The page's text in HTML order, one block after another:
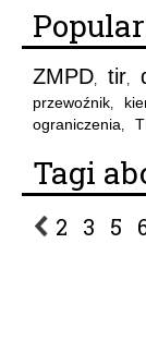
ZMPD, tir,
przewoźnik,
ograniczenia,
Tagi
2 3 5